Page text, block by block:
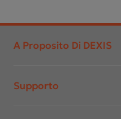
menu
A Proposito Di DEXIS
Conformità e trasparenza
Supporto